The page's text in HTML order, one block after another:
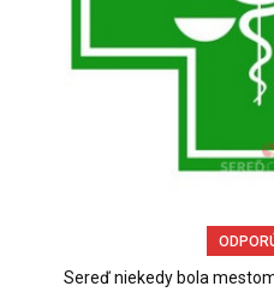
Sereď niekedy bola mestom
Pri venčení na Jesenského